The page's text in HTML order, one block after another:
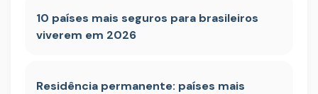
10 países mais seguros para brasileiros
viverem em 2026
Residência permanente: países mais